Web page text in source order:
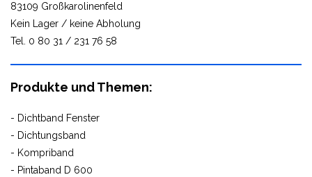
83109 Großkarolinenfeld
Kein Lager / keine Abholung
Tel. 0 80 31 / 231 76 58
Produkte und Themen:
- Dichtband Fenster
- Dichtungsband
- Kompriband
- Pintaband D 600